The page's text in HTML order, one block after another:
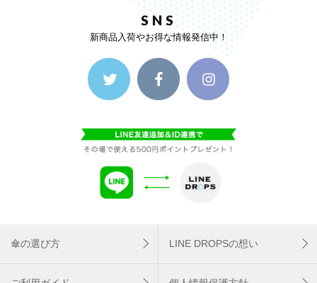
SNS
新商品入荷やお得な情報発信中！
傘の選び方 LINE DROPSの想い